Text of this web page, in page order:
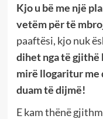
Kjo u bë me një
vetëm për të
paaftësi, kjo nuk
dihet nga të gjithë
mirë llogaritur me
duam të dijmë!
E kam thënë